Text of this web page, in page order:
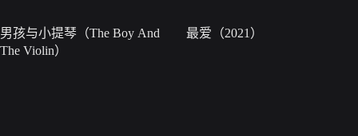
男孩与小提琴（The Boy And
The Violin）
最爱（2021）